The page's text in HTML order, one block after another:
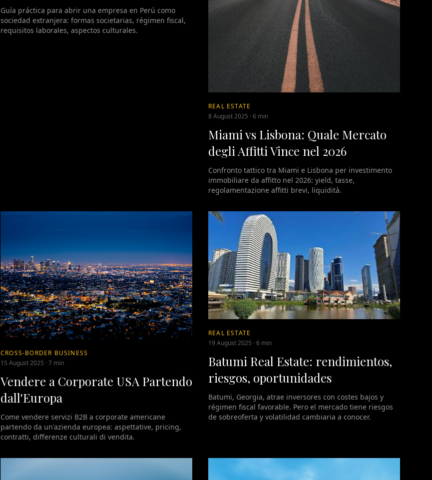
Guía práctica para abrir una empresa en Perú como
sociedad extranjera: formas societarias, régimen fiscal,
requisitos laborales, aspectos culturales.
REAL ESTATE
8 August 2025 · 6 min
Miami vs Lisbona: Quale Mercato
degli Affitti Vince nel 2026
Confronto tattico tra Miami e Lisbona per investimento
immobiliare da affitto nel 2026: yield, tasse,
regolamentazione affitti brevi, liquidità.
CROSS-BORDER BUSINESS
15 August 2025 · 7 min
Vendere a Corporate USA Partendo
dall'Europa
Come vendere servizi B2B a corporate americane
partendo da un'azienda europea: aspettative, pricing,
contratti, differenze culturali di vendita.
REAL ESTATE
19 August 2025 · 6 min
Batumi Real Estate: rendimientos,
riesgos, oportunidades
Batumi, Georgia, atrae inversores con costes bajos y
régimen fiscal favorable. Pero el mercado tiene riesgos
de sobreoferta y volatilidad cambiaria a conocer.